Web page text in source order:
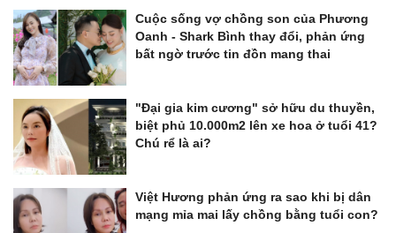
Cuộc sống vợ chồng son của Phương
Oanh - Shark Bình thay đổi, phản ứng
bất ngờ trước tin đồn mang thai
"Đại gia kim cương" sở hữu du thuyền,
biệt phủ 10.000m2 lên xe hoa ở tuổi 41?
Chú rể là ai?
Việt Hương phản ứng ra sao khi bị dân
mạng mỉa mai lấy chồng bằng tuổi con?